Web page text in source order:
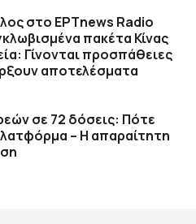
στο ΕΡΤnews Radio
πακέτα Κίνας
Γίνονται προσπάθειες
αποτελέσματα
σε 72 δόσεις: Πότε
– Η απαραίτητη